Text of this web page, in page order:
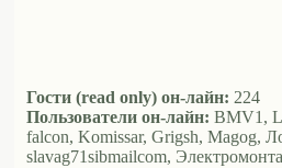
Гости (read only) он-лайн: 224
Пользователи он-лайн: BMV1,
falcon, Komissar, Grigsh, Magog,
slavag71sibmailcom,